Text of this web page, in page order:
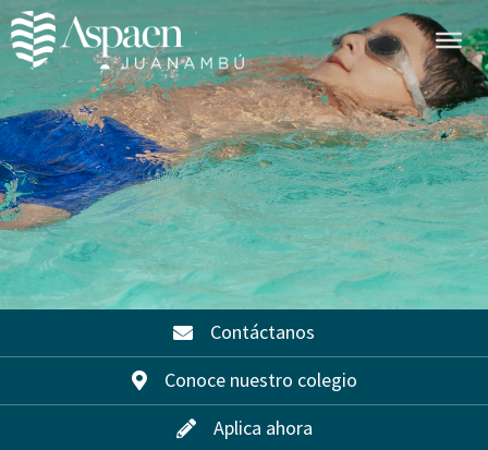
Contáctanos
Conoce nuestro colegio
Aplica ahora